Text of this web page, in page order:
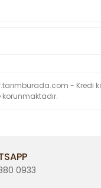
- Kredi
korunmaktadır.
0933